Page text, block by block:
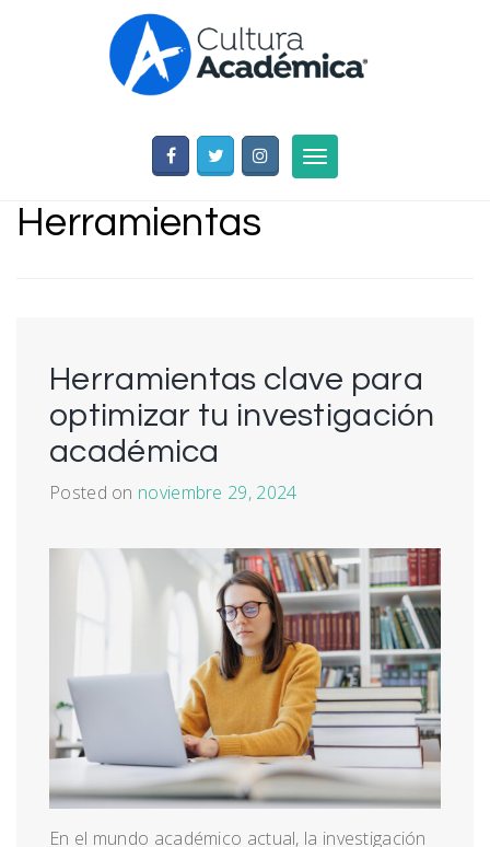
Toggle
navigation
Herramientas
Herramientas clave para
optimizar tu investigación
académica
Posted on noviembre 29, 2024
En el mundo académico actual, la investigación